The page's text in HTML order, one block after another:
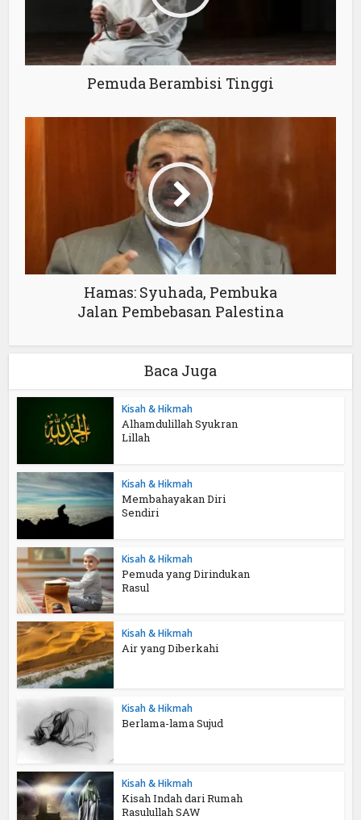
Pemuda Berambisi Tinggi
Hamas: Syuhada, Pembuka
Jalan Pembebasan Palestina
Baca Juga
Kisah & Hikmah
Alhamdulillah Syukran
Lillah
Kisah & Hikmah
Membahayakan Diri
Sendiri
Kisah & Hikmah
Pemuda yang Dirindukan
Rasul
Kisah & Hikmah
Air yang Diberkahi
Kisah & Hikmah
Berlama-lama Sujud
Kisah & Hikmah
Kisah Indah dari Rumah
Rasulullah SAW